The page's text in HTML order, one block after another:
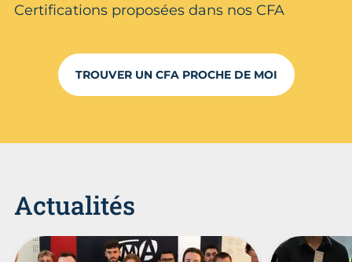
Certifications proposées dans nos CFA
TROUVER UN CFA PROCHE DE MOI
Actualités